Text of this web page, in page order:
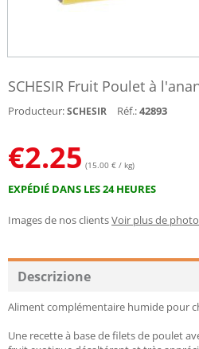
SCHESIR Fruit Poulet à
Producteur:SCHESIR Réf.:42893
€2.25 (15.00 € / kg)
EXPÉDIÉ DANS LES 24 HEURES
Images de nos clientsVoir plus de
Descrizione
Aliment complémentaire humide pour
Une recette à base de filets de poulet